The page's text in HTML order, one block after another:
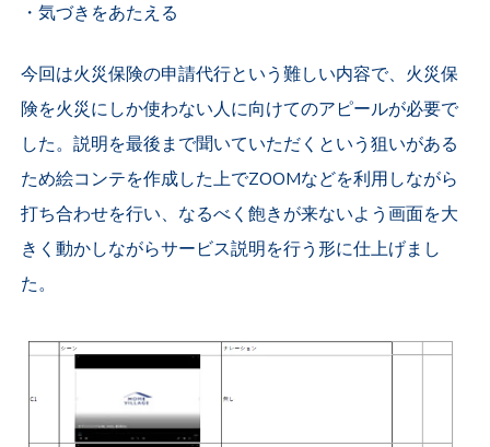
・気づきをあたえる
今回は火災保険の申請代行という難しい内容で、火災保
険を火災にしか使わない人に向けてのアピールが必要で
した。説明を最後まで聞いていただくという狙いがある
ため絵コンテを作成した上でZOOMなどを利用しながら
打ち合わせを行い、なるべく飽きが来ないよう画面を大
きく動かしながらサービス説明を行う形に仕上げまし
た。